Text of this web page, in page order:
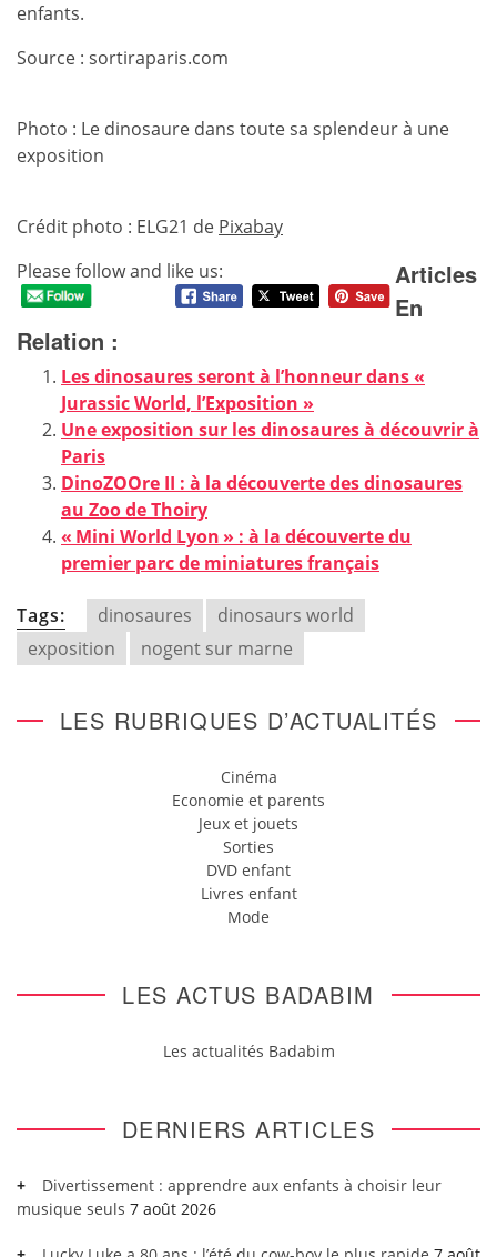
enfants.
Source : sortiraparis.com
Photo : Le dinosaure dans toute sa splendeur à une
exposition
Crédit photo : ELG21 de Pixabay
Please follow and like us:
Articles
En
Relation :
Les dinosaures seront à l’honneur dans «
Jurassic World, l’Exposition »
Une exposition sur les dinosaures à découvrir à
Paris
DinoZOOre II : à la découverte des dinosaures
au Zoo de Thoiry
« Mini World Lyon » : à la découverte du
premier parc de miniatures français
Tags: dinosaures
dinosaurs world
exposition
nogent sur marne
LES RUBRIQUES D’ACTUALITÉS
Cinéma
Economie et parents
Jeux et jouets
Sorties
DVD enfant
Livres enfant
Mode
LES ACTUS BADABIM
Les actualités Badabim
DERNIERS ARTICLES
Divertissement : apprendre aux enfants à choisir leur
musique seuls 7 août 2026